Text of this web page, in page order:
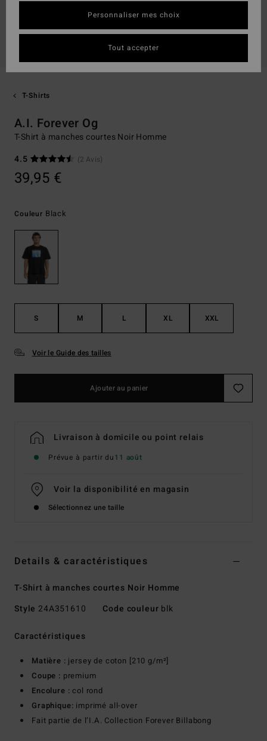
T-Shirts
A.I. Forever Og
T-Shirt à manches courtes Noir Homme
4.5
(2 Avis)
39,95 €
Couleur Black
S M L XL XXL
Voir le Guide des tailles
Ajouter au panier
Livraison à domicile ou point relais
Prévue à partir du11 août
Voir la disponibilité en magasin
Sélectionnez une taille
Details & caractéristiques
T-Shirt à manches courtes Noir Homme
Style 24A351610 Code couleur blk
Caractéristiques
Matière : jersey de coton [210 g/m²]
Coupe : premium
Encolure :col rond
Graphique: imprimé all-over
Fait partie de l’I.A. Collection Forever Billabong
Personnaliser mes choix
Tout accepter